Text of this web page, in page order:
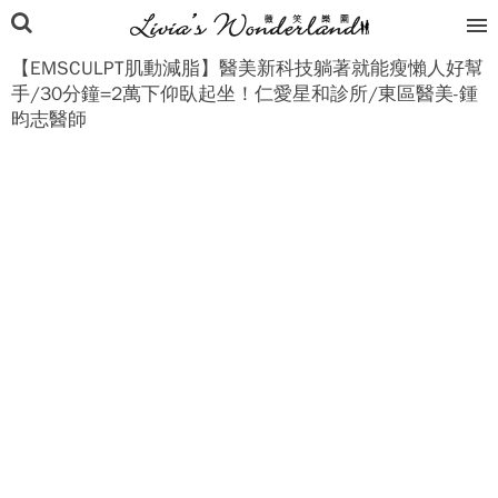
【EMSCULPT肌動減脂】醫美新科技躺著就能瘦懶人好幫
手/30分鐘=2萬下仰臥起坐！仁愛星和診所/東區醫美-鍾
昀志醫師